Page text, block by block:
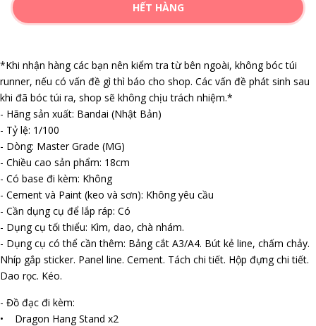
HẾT HÀNG
*Khi nhận hàng các bạn nên kiểm tra từ bên ngoài, không bóc túi
runner, nếu có vấn đề gì thì báo cho shop. Các vấn đề phát sinh sau
khi đã bóc túi ra, shop sẽ không chịu trách nhiệm.*
- Hãng sản xuất: Bandai (Nhật Bản)
- Tỷ lệ: 1/100
- Dòng: Master Grade (MG)
- Chiều cao sản phẩm: 18cm
- Có base đi kèm: Không
- Cement và Paint (keo và sơn): Không yêu cầu
- Cần dụng cụ để lắp ráp: Có
- Dụng cụ tối thiểu: Kìm, dao, chà nhám.
- Dụng cụ có thể cần thêm: Bảng cắt A3/A4. Bút kẻ line, chấm chảy.
Nhíp gắp sticker. Panel line. Cement. Tách chi tiết. Hộp đựng chi tiết.
Dao rọc. Kéo.
- Đồ đạc đi kèm:
• Dragon Hang Stand x2